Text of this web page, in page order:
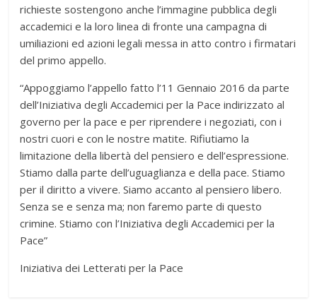
richieste sostengono anche l’immagine pubblica degli
accademici e la loro linea di fronte una campagna di
umiliazioni ed azioni legali messa in atto contro i firmatari
del primo appello.
“Appoggiamo l’appello fatto l’11 Gennaio 2016 da parte
dell’Iniziativa degli Accademici per la Pace indirizzato al
governo per la pace e per riprendere i negoziati, con i
nostri cuori e con le nostre matite. Rifiutiamo la
limitazione della libertà del pensiero e dell’espressione.
Stiamo dalla parte dell’uguaglianza e della pace. Stiamo
per il diritto a vivere. Siamo accanto al pensiero libero.
Senza se e senza ma; non faremo parte di questo
crimine. Stiamo con l’Iniziativa degli Accademici per la
Pace”
Iniziativa dei Letterati per la Pace